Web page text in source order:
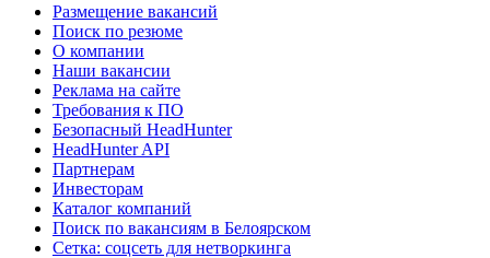
Размещение вакансий
Поиск по резюме
О компании
Наши вакансии
Реклама на сайте
Требования к ПО
Безопасный HeadHunter
HeadHunter API
Партнерам
Инвесторам
Каталог компаний
Поиск по вакансиям в Белоярском
Сетка: соцсеть для нетворкинга